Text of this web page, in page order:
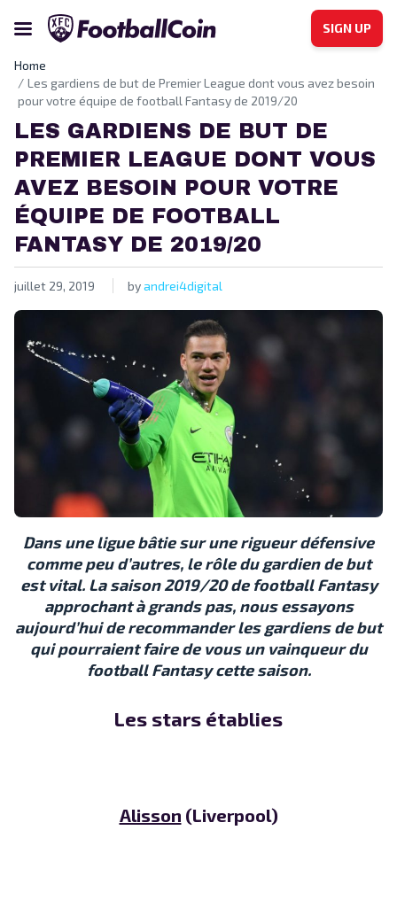
SIGN UP
Home
Les gardiens de but de Premier League dont vous avez besoin
pour votre équipe de football Fantasy de 2019/20
LES GARDIENS DE BUT DE
PREMIER LEAGUE DONT VOUS
AVEZ BESOIN POUR VOTRE
ÉQUIPE DE FOOTBALL
FANTASY DE 2019/20
juillet 29, 2019 byandrei4digital
Dans une ligue bâtie sur une rigueur défensive
comme peu d’autres, le rôle du gardien de but
est vital. La saison 2019/20 de football Fantasy
approchant à grands pas, nous essayons
aujourd’hui de recommander les gardiens de but
qui pourraient faire de vous un vainqueur du
football Fantasy cette saison.
Les stars établies
Alisson (Liverpool)